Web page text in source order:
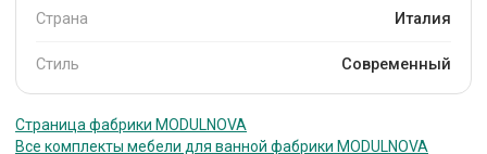
Страна Италия
Стиль Современный
Страница фабрики MODULNOVA
Все комплекты мебели для ванной фабрики MODULNOVA